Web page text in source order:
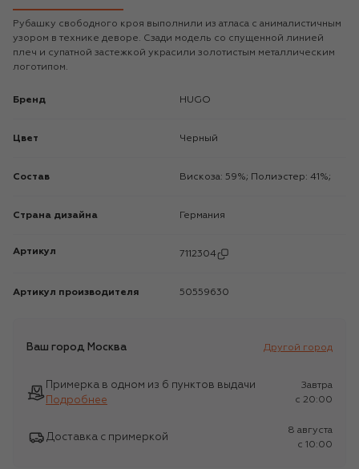
Рубашку свободного кроя выполнили из атласа с анималистичным
узором в технике деворе. Сзади модель со спущенной линией
плеч и супатной застежкой украсили золотистым металлическим
логотипом.
Бренд HUGO
Цвет Черный
Состав Вискоза: 59%; Полиэстер: 41%;
Страна дизайна Германия
Артикул 7112304
Артикул производителя 50559630
Ваш город Москва Другой город
Примерка в одном из 6 пунктов выдачи
Подробнее
Завтра
c 20:00
Доставка с примеркой
8 августа
c 10:00